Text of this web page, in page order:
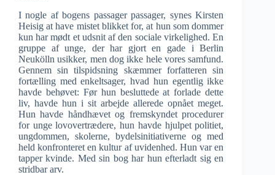
I nogle af bogens passager passager, synes Kirsten
Heisig at have mistet blikket for, at hun som dommer
kun har mødt et udsnit af den sociale virkelighed. En
gruppe af unge, der har gjort en gade i Berlin
Neukölln usikker, men dog ikke hele vores samfund.
Gennem sin tilspidsning skæmmer forfatteren sin
fortælling med enkeltsager, hvad hun egentlig ikke
havde behøvet: Før hun besluttede at forlade dette
liv, havde hun i sit arbejde allerede opnået meget.
Hun havde håndhævet og fremskyndet procedurer
for unge lovovertrædere, hun havde hjulpet politiet,
ungdommen, skolerne, bydelsinitiativerne og med
held konfronteret en kultur af uvidenhed. Hun var en
tapper kvinde. Med sin bog har hun efterladt sig en
stridbar arv.